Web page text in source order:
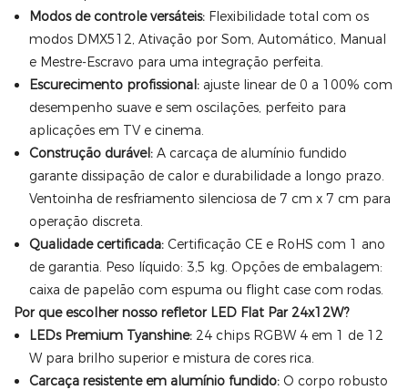
Modos de controle versáteis:Flexibilidade total com os
modos DMX512, Ativação por Som, Automático, Manual
e Mestre-Escravo para uma integração perfeita.
Escurecimento profissional:ajuste linear de 0 a 100% com
desempenho suave e sem oscilações, perfeito para
aplicações em TV e cinema.
Construção durável:A carcaça de alumínio fundido
garante dissipação de calor e durabilidade a longo prazo.
Ventoinha de resfriamento silenciosa de 7 cm x 7 cm para
operação discreta.
Qualidade certificada:Certificação CE e RoHS com 1 ano
de garantia. Peso líquido: 3,5 kg. Opções de embalagem:
caixa de papelão com espuma ou flight case com rodas.
Por que escolher nosso refletor LED Flat Par 24x12W?
LEDs Premium Tyanshine:24 chips RGBW 4 em 1 de 12
W para brilho superior e mistura de cores rica.
Carcaça resistente em alumínio fundido:O corpo robusto